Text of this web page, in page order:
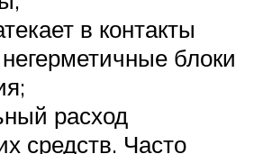
в контакты
блоки
расход
средств. Часто